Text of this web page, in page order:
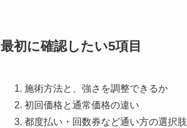
最初に確認したい5項目
施術方法と、強さを調整できるか
初回価格と通常価格の違い
都度払い・回数券など通い方の選択肢